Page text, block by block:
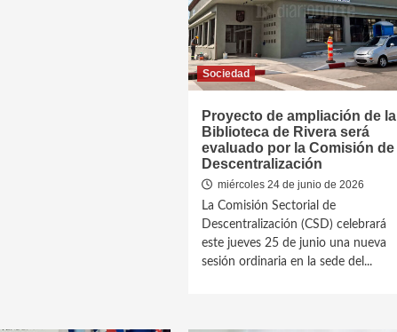
Sociedad
Proyecto de ampliación de la
Biblioteca de Rivera será
evaluado por la Comisión de
Descentralización
miércoles 24 de junio de 2026
La Comisión Sectorial de
Descentralización (CSD) celebrará
este jueves 25 de junio una nueva
sesión ordinaria en la sede del...